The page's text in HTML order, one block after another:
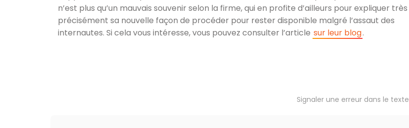
n’est plus qu’un mauvais souvenir selon la firme, qui en profite d’ailleurs pour expliquer très
précisément sa nouvelle façon de procéder pour rester disponible malgré l’assaut des
internautes. Si cela vous intéresse, vous pouvez consulter l’article sur leur blog.
Signaler une erreur dans le texte